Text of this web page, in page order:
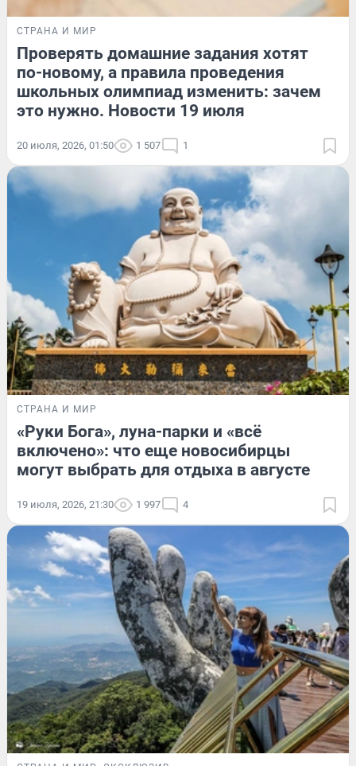
СТРАНА И МИР
Проверять домашние задания хотят
по-новому, а правила проведения
школьных олимпиад изменить: зачем
это нужно. Новости 19 июля
20 июля, 2026, 01:50 1 507 1
СТРАНА И МИР
«Руки Бога», луна-парки и «всё
включено»: что еще новосибирцы
могут выбрать для отдыха в августе
19 июля, 2026, 21:30 1 997 4